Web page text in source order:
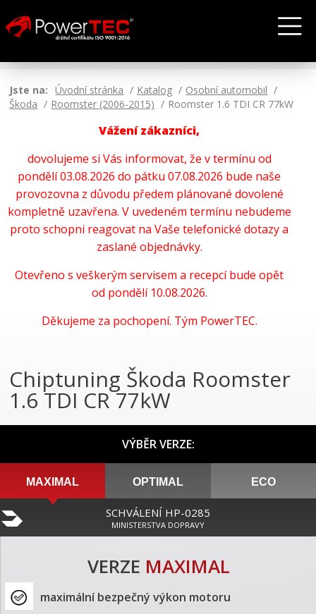
Jste na: Úvodní stránka Katalog
Osobní automobil
Škoda
Roomster (2006-2015) Roomster 1.6 TDI CR 77kW
Vážení zákazníci,
dovolujeme si Vás informovat, že v termínu od
pondělí 03.08.2026 do pátku 07.08.2026 bude naše
provozovna z důvodu předem plánované dovolené
kompletně uzavřena. V uvedeném termínu nebudeme
proto schopni reagovat na Vaše telefonické dotazy a
zaslané objednávky.
Otevřeno s veškerým servisem a recepcí bude opět
od pondělí 10.08.2026.
Děkujeme za pochopení. Tým PowerTEC.
Chiptuning Škoda Roomster
1.6 TDI CR 77kW
VÝBĚR VERZE:
MAXIMAL OPTIMAL ECO
SCHVÁLENÍ HP-0285
MINISTERSTVA DOPRAVY
VERZE MAXIMAL
maximální bezpečný výkon motoru